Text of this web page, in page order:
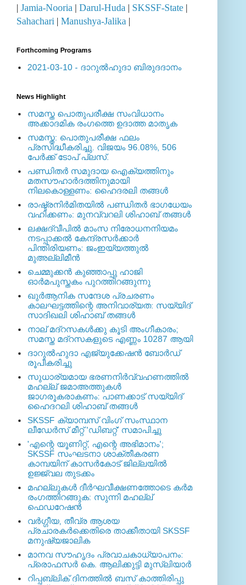
| Jamia-Nooria | Darul-Huda | SKSSF-State |
Sahachari | Manushya-Jalika |
Forthcoming Programs
2021-03-10 - ദാറുല്‍ഹുദാ ബിരുദദാനം
News Highlight
സമസ്ത പൊതുപരീക്ഷ സംവിധാനം
അക്കാദമിക രംഗത്തെ ഉദാത്ത മാതൃക
സമസ്ത: പൊതുപരീക്ഷ ഫലം
പ്രസിദ്ധീകരിച്ചു. വിജയം 96.08%, 506
പേര്‍ക്ക് ടോപ് പ്ലസ്.
പണ്ഡിതര്‍ സമുദായ ഐക്യത്തിനും
മതസൗഹാര്‍ദത്തിനുമായി
നിലകൊള്ളണം: ഹൈദരലി തങ്ങള്‍
രാഷ്ട്രനിര്‍മിതയില്‍ പണ്ഡിതര്‍ ഭാഗധേയം
വഹിക്കണം: മുനവ്വറലി ശിഹാബ് തങ്ങള്‍
ലക്ഷദ്വീപില്‍ മാംസ നിരോധനനിയമം
നടപ്പാക്കല്‍ കേന്ദ്രസര്‍ക്കാര്‍
പിന്തിരിയണം: ജംഇയ്യത്തുല്‍
മുഅല്ലിമീന്‍
ചെമ്മുക്കന്‍ കുഞ്ഞാപ്പു ഹാജി
ഓര്‍മപുസ്തകം പുറത്തിറങ്ങുന്നു
ഖുര്‍ആനിക സന്ദേശ പ്രചരണം
കാലഘട്ടത്തിന്റെ അനിവാര്യത: സയ്യിദ്
സാദിഖലി ശിഹാബ് തങ്ങള്‍
നാല് മദ്‌റസകള്‍ക്കു കൂടി അംഗീകാരം;
സമസ്ത മദ്‌റസകളുടെ എണ്ണം 10287 ആയി
ദാറുല്‍ഹുദാ എജ്യുക്കേഷന്‍ ബോര്‍ഡ്
രൂപീകരിച്ചു
സുധാര്യമായ ഭരണനിര്‍വ്വഹണത്തില്‍
മഹല്ല് ജമാഅത്തുകള്‍
ജാഗരൂകരാകണം: പാണക്കാട് സയ്യിദ്
ഹൈദറലി ശിഹാബ് തങ്ങള്‍
SKSSF ക്യാമ്പസ് വിംഗ് സംസ്ഥാന
ലീഡേർസ് മീറ്റ് 'ഡിബറ്റ്' സമാപിച്ചു
'എന്റെ യൂണിറ്റ്, എന്റെ അഭിമാനം';
SKSSF സംഘടനാ ശാക്തീകരണ
കാമ്പയിന് കാസര്‍കോട് ജില്ലയില്‍
ഉജ്ജ്വല തുടക്കം
മഹല്ലുകള്‍ ദീര്‍ഘവീക്ഷണത്തോടെ കര്‍മ
രംഗത്തിറങ്ങുക: സുന്നി മഹല്ല്
ഫെഡറേഷന്‍
വര്‍ഗ്ഗീയ, തീവ്ര ആശയ
പ്രചാരകര്‍ക്കെതിരെ താക്കീതായി SKSSF
മനുഷ്യജാലിക
മാനവ സൗഹൃദം പ്രവാചകാധ്യാപനം:
പ്രൊഫസർ കെ. ആലിക്കുട്ടി മുസ്ലിയാർ
റിപ്പബ്ലിക് ദിനത്തില്‍ ബസ് കാത്തിരിപ്പു